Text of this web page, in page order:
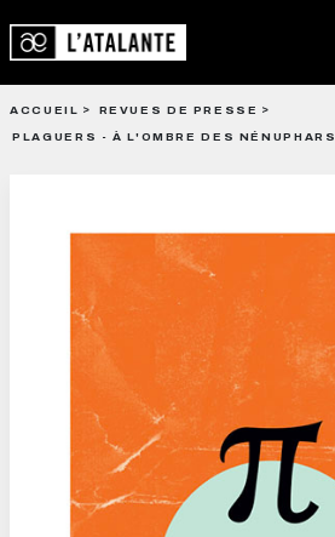
ACCUEIL
REVUES DE PRESSE
PLAGUERS - À L'OMBRE DES NÉNUPHARS